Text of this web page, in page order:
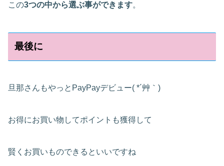
この3つの中から選ぶ事ができます。
最後に
旦那さんもやっとPayPayデビュー( *´艸｀)
お得にお買い物してポイントも獲得して
賢くお買いものできるといいですね